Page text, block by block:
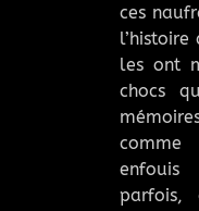
ces
les ont
chocs
parfois,